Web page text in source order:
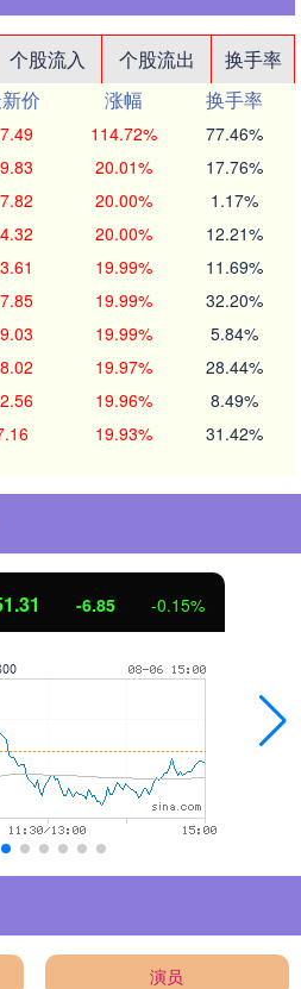
个股流入 个股流出
换手率
价 涨幅
换手率
114.72% 77.46%
20.01% 17.76%
20.00% 1.17%
20.00% 12.21%
19.99% 11.69%
19.99% 32.20%
19.99% 5.84%
19.97% 28.44%
19.96% 8.49%
19.93% 31.42%
-6.85 -0.15%
演员